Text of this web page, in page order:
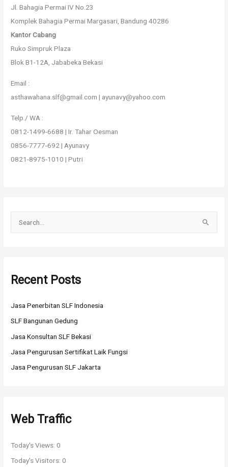
Jl. Bahagia Permai IV No.23
Komplek Bahagia Permai Margasari, Bandung 40286
Kantor Cabang
Ruko Simpruk Plaza
Blok B1-12A, Jababeka Bekasi
Email :
asthawahana.slf@gmail.com | ayunavy@yahoo.com
Telp./ WA :
0812-1499-6688 | Ir. Tahar Oesman
0856-7777-692 | Ayunavy
0821-8975-1010 | Putri
c
f
o
Recent Posts
Jasa Penerbitan SLF Indonesia
SLF Bangunan Gedung
Jasa Konsultan SLF Bekasi
Jasa Pengurusan Sertifikat Laik Fungsi
Jasa Pengurusan SLF Jakarta
Web Traffic
Today's Views:0
Today's Visitors:0